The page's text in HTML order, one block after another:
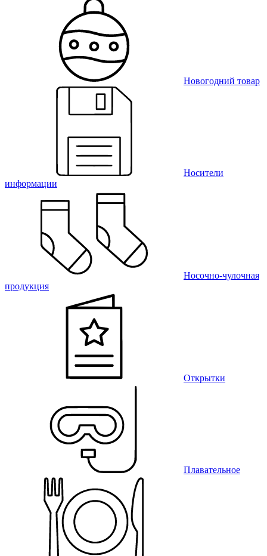
Новогодний товар
Носители
информации
Носочно-чулочная
продукция
Открытки
Плавательное